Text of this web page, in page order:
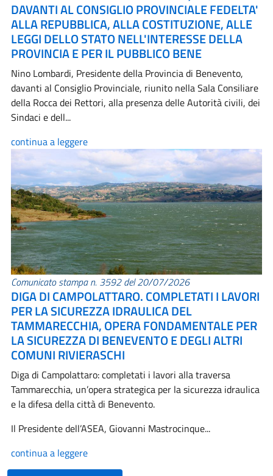
DAVANTI AL CONSIGLIO PROVINCIALE FEDELTA'
ALLA REPUBBLICA, ALLA COSTITUZIONE, ALLE
LEGGI DELLO STATO NELL'INTERESSE DELLA
PROVINCIA E PER IL PUBBLICO BENE
Nino Lombardi, Presidente della Provincia di Benevento,
davanti al Consiglio Provinciale, riunito nella Sala Consiliare
della Rocca dei Rettori, alla presenza delle Autorità civili, dei
Sindaci e dell...
continua a leggere
Comunicato stampa n. 3592 del 20/07/2026
DIGA DI CAMPOLATTARO. COMPLETATI I LAVORI
PER LA SICUREZZA IDRAULICA DEL
TAMMARECCHIA, OPERA FONDAMENTALE PER
LA SICUREZZA DI BENEVENTO E DEGLI ALTRI
COMUNI RIVIERASCHI
Diga di Campolattaro: completati i lavori alla traversa
Tammarecchia, un’opera strategica per la sicurezza idraulica
e la difesa della città di Benevento.
Il Presidente dell’ASEA, Giovanni Mastrocinque...
continua a leggere